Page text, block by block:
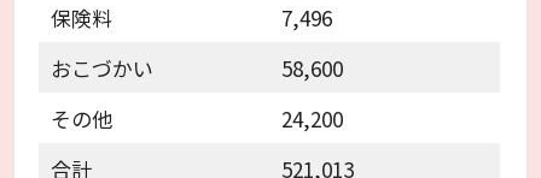
保険料
7,496
おこづかい
58,600
その他
24,200
合計
521,013